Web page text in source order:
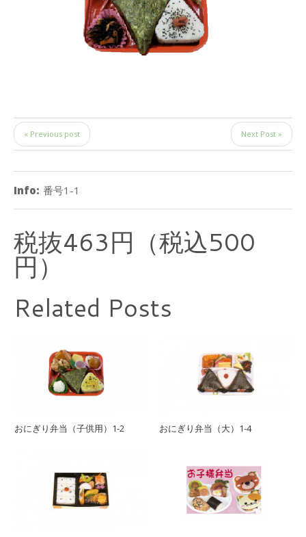
« Previous post Next Post »
Info: 番号1-1
税抜463円（税込500
円）
Related Posts
おにぎり弁当（子供用）1-2 おにぎり弁当（大）1-4